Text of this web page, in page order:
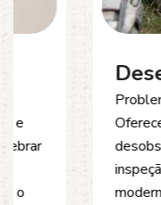
Problemas com
Oferecemos
desobstrução de
inspeção e
modernos e